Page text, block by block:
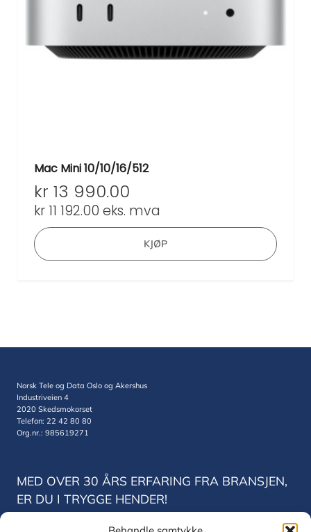
Mac Mini 10/10/16/512
kr 13 990.00
kr11 192.00 eks. mva
KJØP
Norsk Tele og Data Oslo og Akershus
Industriveien 4
2020 Skedsmokorset
Telefon: 22 42 80 80
Org.nr.: 985619271
MED OVER 30 ÅRS ERFARING FRA BRANSJEN,
ER DU I TRYGGE HENDER!